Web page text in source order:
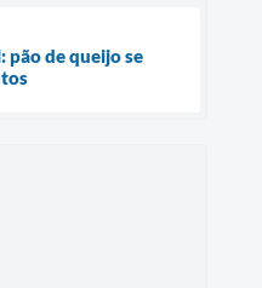
pão de queijo se